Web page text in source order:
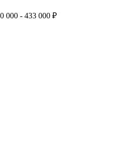
000 - 433 000 ₽